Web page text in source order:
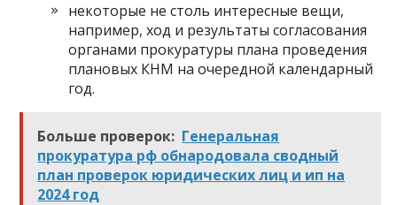
некоторые не столь интересные вещи,
например, ход и результаты согласования
органами прокуратуры плана проведения
плановых КНМ на очередной календарный
год.
Больше проверок: Генеральная
прокуратура рф обнародовала сводный
план проверок юридических лиц и ип на
2024 год